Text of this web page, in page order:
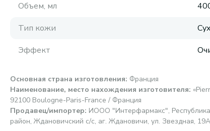
Объем, мл
Тип кожи
Эффект
Основная страна изготовления: Франция
Наименование, место нахождения изготовителя:
92100 Boulogne-Paris-France / Франция
Продавец/импортер: ИООО "Интерфармакс",
район, Ждановичский с/с, аг. Ждановичи, ул. Звездная,